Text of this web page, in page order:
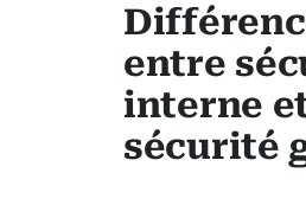
entre
interne
sécurité